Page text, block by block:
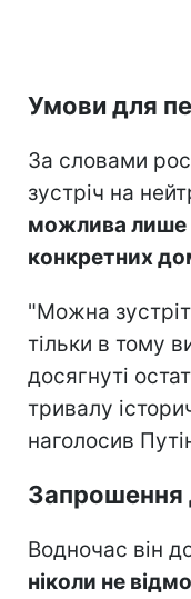
Умови для
За словами
зустріч на
можлива лише
конкретних
"Можна
тільки в тому
досягнуті
тривалу
наголосив
Водночас він
ніколи не